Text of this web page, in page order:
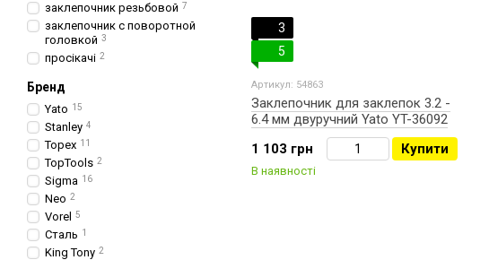
3
5
Артикул: 54863
Заклепочник для заклепок 3.2 -
6.4 мм двуручний Yato YT-36092
1 103 грн
Купити
В наявності
заклепочник резьбовой 7
заклепочник с поворотной
головкой 3
просікачі 2
Бренд
Yato 15
Stanley 4
Topex 11
TopTools 2
Sigma 16
Neo 2
Vorel 5
Сталь 1
King Tony 2